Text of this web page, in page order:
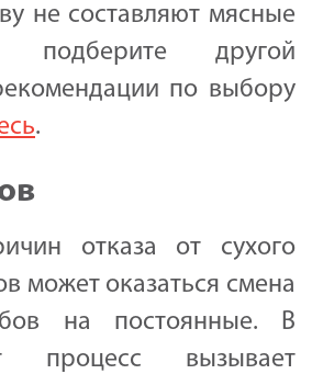
не составляют мясные
подберите другой
по выбору
.
отказа от сухого
может оказаться смена
на постоянные. В
процесс вызывает